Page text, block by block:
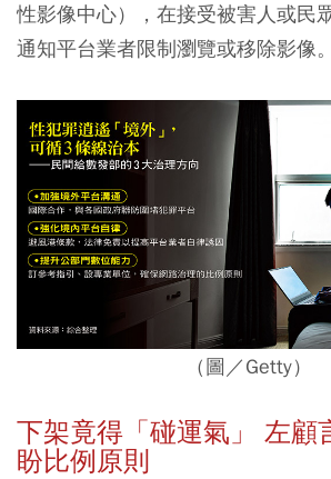
性影像中心），在接受被害人或民
通知平台業者限制瀏覽或移除影像。
（圖／Getty）
下架竟得「碰運氣」 左顧
盼比例原則